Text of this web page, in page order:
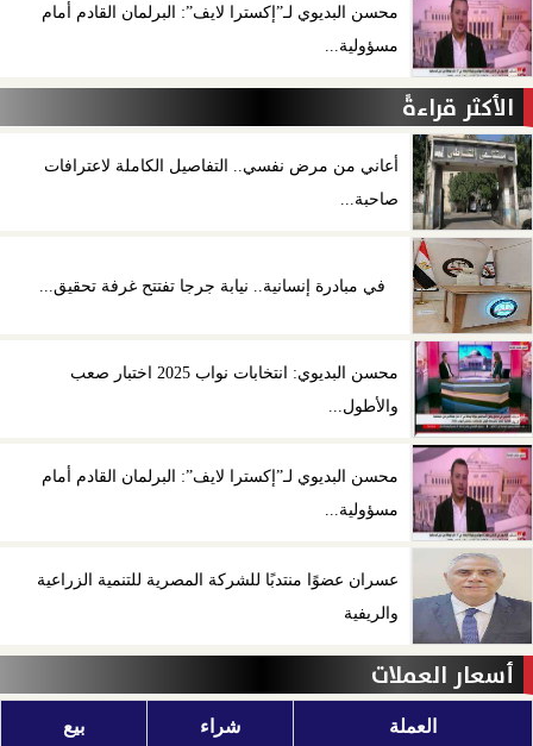
محسن البديوي لـ”إكسترا لايف”: البرلمان القادم أمام
مسؤولية...
الأكثر قراءةً
أعاني من مرض نفسي.. التفاصيل الكاملة لاعترافات
صاحبة...
في مبادرة إنسانية.. نيابة جرجا تفتتح غرفة تحقيق...
محسن البديوي: انتخابات نواب 2025 اختبار صعب
والأطول...
محسن البديوي لـ”إكسترا لايف”: البرلمان القادم أمام
مسؤولية...
عسران عضوًا منتدبًا للشركة المصرية للتنمية الزراعية
والريفية
أسعار العملات
العملة شراء بيع